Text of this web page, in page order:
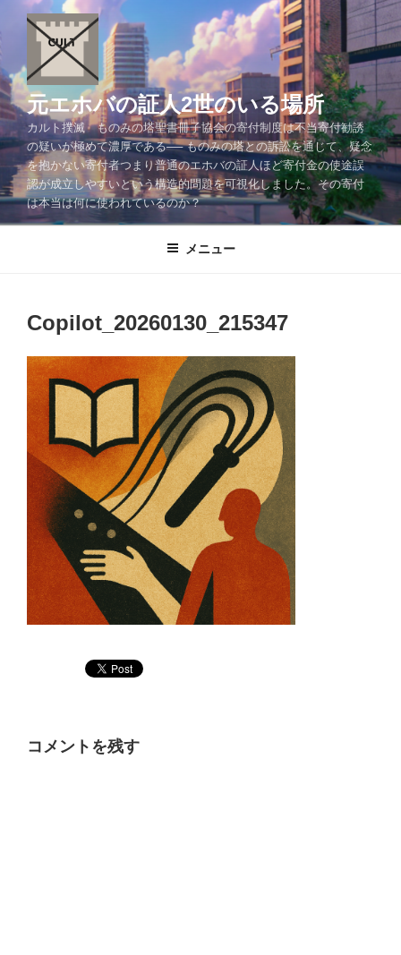
ン
テ
ン
ツ
へ
ス
ッ
プ
元エホバの証人2世のいる場所
カルト撲滅 ものみの塔聖書冊子協会の寄付制度は不当寄付勧誘
の疑いが極めて濃厚である── ものみの塔との訴訟を通じて、疑念
を抱かない寄付者つまり普通のエホバの証人ほど寄付金の使途誤
認が成立しやすいという構造的問題を可視化しました。その寄付
は本当は何に使われているのか？
メニュー
Copilot_20260130_215347
コメントを残す